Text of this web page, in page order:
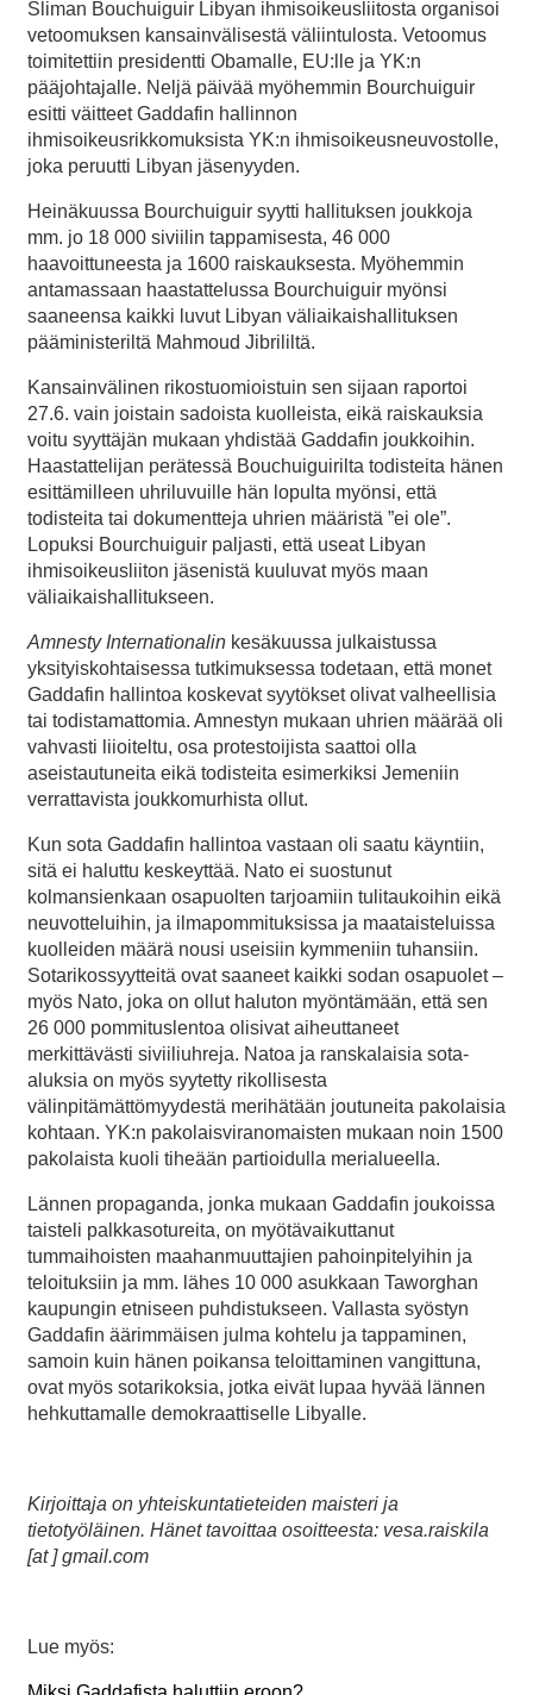
Sliman Bouchuiguir Libyan ihmisoikeusliitosta organisoi
vetoomuksen kansainvälisestä väliintulosta. Vetoomus
toimitettiin presidentti Obamalle, EU:lle ja YK:n
pääjohtajalle. Neljä päivää myöhemmin Bourchuiguir
esitti väitteet Gaddafin hallinnon
ihmisoikeusrikkomuksista YK:n ihmisoikeusneuvostolle,
joka peruutti Libyan jäsenyyden.
Heinäkuussa Bourchuiguir syytti hallituksen joukkoja
mm. jo 18 000 siviilin tappamisesta, 46 000
haavoittuneesta ja 1600 raiskauksesta. Myöhemmin
antamassaan haastattelussa Bourchuiguir myönsi
saaneensa kaikki luvut Libyan väliaikaishallituksen
pääministeriltä Mahmoud Jibrililtä.
Kansainvälinen rikostuomioistuin sen sijaan raportoi
27.6. vain joistain sadoista kuolleista, eikä raiskauksia
voitu syyttäjän mukaan yhdistää Gaddafin joukkoihin.
Haastattelijan perätessä Bouchuiguirilta todisteita hänen
esittämilleen uhriluvuille hän lopulta myönsi, että
todisteita tai dokumentteja uhrien määristä ”ei ole”.
Lopuksi Bourchuiguir paljasti, että useat Libyan
ihmisoikeusliiton jäsenistä kuuluvat myös maan
väliaikaishallitukseen.
Amnesty Internationalin kesäkuussa julkaistussa
yksityiskohtaisessa tutkimuksessa todetaan, että monet
Gaddafin hallintoa koskevat syytökset olivat valheellisia
tai todistamattomia. Amnestyn mukaan uhrien määrää oli
vahvasti liioiteltu, osa protestoijista saattoi olla
aseistautuneita eikä todisteita esimerkiksi Jemeniin
verrattavista joukkomurhista ollut.
Kun sota Gaddafin hallintoa vastaan oli saatu käyntiin,
sitä ei haluttu keskeyttää. Nato ei suostunut
kolmansienkaan osapuolten tarjoamiin tulitaukoihin eikä
neuvotteluihin, ja ilmapommituksissa ja maataisteluissa
kuolleiden määrä nousi useisiin kymmeniin tuhansiin.
Sotarikossyytteitä ovat saaneet kaikki sodan osapuolet –
myös Nato, joka on ollut haluton myöntämään, että sen
26 000 pommituslentoa olisivat aiheuttaneet
merkittävästi siviiliuhreja. Natoa ja ranskalaisia sota-
aluksia on myös syytetty rikollisesta
välinpitämättömyydestä merihätään joutuneita pakolaisia
kohtaan. YK:n pakolaisviranomaisten mukaan noin 1500
pakolaista kuoli tiheään partioidulla merialueella.
Lännen propaganda, jonka mukaan Gaddafin joukoissa
taisteli palkkasotureita, on myötävaikuttanut
tummaihoisten maahanmuuttajien pahoinpitelyihin ja
teloituksiin ja mm. lähes 10 000 asukkaan Taworghan
kaupungin etniseen puhdistukseen. Vallasta syöstyn
Gaddafin äärimmäisen julma kohtelu ja tappaminen,
samoin kuin hänen poikansa teloittaminen vangittuna,
ovat myös sotarikoksia, jotka eivät lupaa hyvää lännen
hehkuttamalle demokraattiselle Libyalle.
Kirjoittaja on yhteiskuntatieteiden maisteri ja
tietotyöläinen. Hänet tavoittaa osoitteesta: vesa.raiskila
[at ] gmail.com
Lue myös: